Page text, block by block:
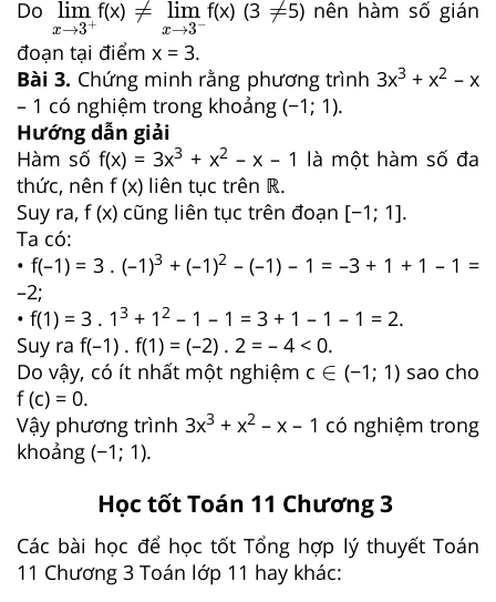
Do lim
x→3+
f(x) ≠ lim
x→3−
f(x) (3 ≠5) nên hàm số gián
đoạn tại điểm x = 3.
Bài 3. Chứng minh rằng phương trình 3x3+ x2 – x
– 1 có nghiệm trong khoảng (−1; 1).
Hướng dẫn giải
Hàm số f(x) = 3x3+ x2– x – 1 là một hàm số đa
thức, nên f (x) liên tục trên ℝ.
Suy ra, f (x) cũng liên tục trên đoạn [−1; 1].
Ta có:
• f(–1) = 3 . (–1)3 + (–1)2 – (–1) – 1 = –3 + 1 + 1 – 1 =
–2;
• f(1) = 3 . 13 + 12 – 1 – 1 = 3 + 1 – 1 – 1 = 2.
Suy ra f(–1) . f(1) = (–2) . 2 = – 4 < 0.
Do vậy, có ít nhất một nghiệm c ∈
∈ (−1; 1) sao cho
f (c) = 0.
Vậy phương trình 3x3+ x2– x – 1 có nghiệm trong
khoảng (−1; 1).
Học tốt Toán 11 Chương 3
Các bài học để học tốt Tổng hợp lý thuyết Toán
11 Chương 3 Toán lớp 11 hay khác: